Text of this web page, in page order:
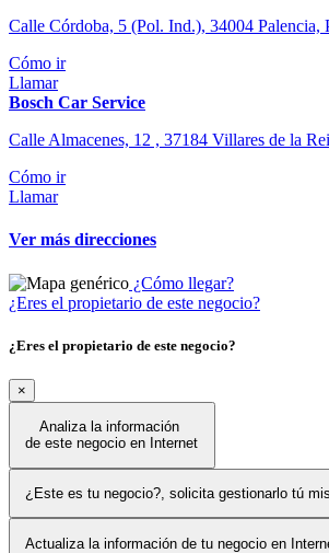
Calle Córdoba, 5 (Pol. Ind.), 34004
Cómo ir
Llamar
Bosch Car Service
Calle Almacenes, 12 , 37184 Villares de la
Cómo ir
Llamar
Ver más direcciones
¿Cómo llegar?
¿Eres el propietario de este negocio?
¿Eres el propietario de este negocio?
×
Analiza la información
de este negocio en Internet
¿Este es tu negocio?, solicita gestionarlo tú
Actualiza la información de tu negocio en